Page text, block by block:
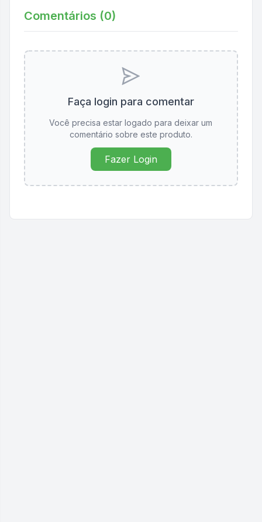
Comentários (0)
Faça login para comentar
Você precisa estar logado para deixar um
comentário sobre este produto.
Fazer Login